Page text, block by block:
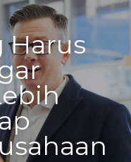
Harus